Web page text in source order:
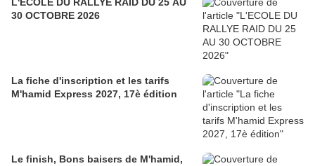
30 OCTOBRE 2026
La fiche d'inscription et les tarifs
M'hamid Express 2027, 17è édition
Le finish, Bons baisers de M'hamid,